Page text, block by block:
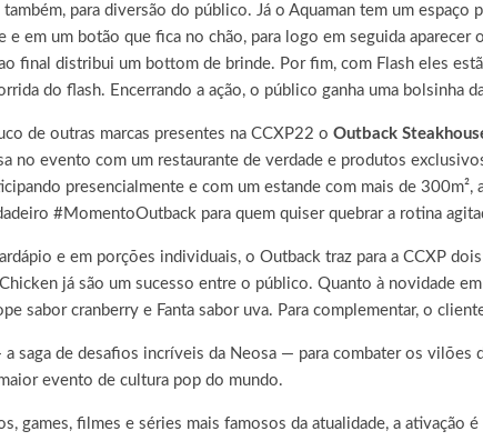
para diversão do público. Já o Aquaman tem um
em um botão que fica no chão, para logo em seguida
final distribui um bottom de brinde. Por fim, com Flash eles
do flash. Encerrando a ação, o público ganha uma bolsinha
de outras marcas presentes na CCXP22 o Outback
no evento com um restaurante de verdade e produtos
presencialmente e com um estande com mais de
#MomentoOutback para quem quiser quebrar a rotina
e em porções individuais, o Outback traz para a CCXP
já são um sucesso entre o público. Quanto à novidade
sabor cranberry e Fanta sabor uva. Para complementar, o
saga de desafios incríveis da Neosa — para combater os vilões
evento de cultura pop do mundo.
games, filmes e séries mais famosos da atualidade, a ativação